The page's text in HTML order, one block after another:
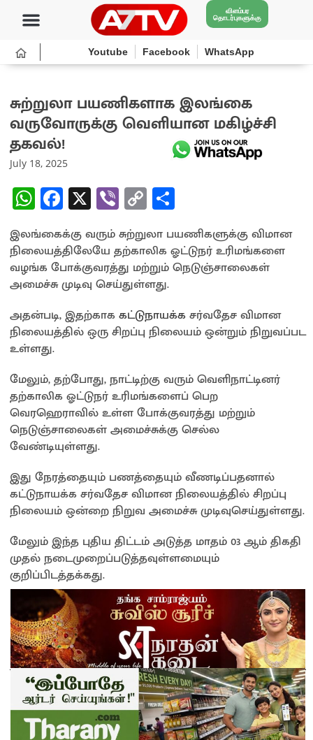
விளம்பர
தொடர்புகளுக்கு
Youtube Facebook WhatsApp
சுற்றுலா பயணிகளாக இலங்கை
வருவோருக்கு வெளியான மகிழ்ச்சி
தகவல்!
July 18, 2025
W
h
at
sA
p
p
Fa
ce
b
o
o
k
X Vi
b
er
C
o
py
Li
n
k
ar
e
இலங்கைக்கு வரும் சுற்றுலா பயணிகளுக்கு விமான
நிலையத்திலேயே தற்காலிக ஓட்டுநர் உரிமங்களை
வழங்க போக்குவரத்து மற்றும் நெடுஞ்சாலைகள்
அமைச்சு முடிவு செய்துள்ளது.
அதன்படி, இதற்காககட்டுநாயக்கசர்வதேச விமான
நிலையத்தில் ஒரு சிறப்பு நிலையம் ஒன்றும் நிறுவப்பட
உள்ளது.
மேலும், தற்போது, நாட்டிற்கு வரும் வெளிநாட்டினர்
தற்காலிக ஓட்டுநர் உரிமங்களைப் பெற
வெரஹெராவில் உள்ள போக்குவரத்து மற்றும்
நெடுஞ்சாலைகள் அமைச்சுக்கு செல்ல
வேண்டியுள்ளது.
இது நேரத்தையும் பணத்தையும் வீணடிப்பதனால்
கட்டுநாயக்க சர்வதேச விமான நிலையத்தில் சிறப்பு
நிலையம் ஒன்றை நிறுவ அமைச்சு முடிவுசெய்துள்ளது.
மேலும் இந்த புதிய திட்டம் அடுத்த மாதம் 03 ஆம் திகதி
முதல் நடைமுறைப்படுத்தவுள்ளமையும்
குறிப்பிடத்தக்கது.